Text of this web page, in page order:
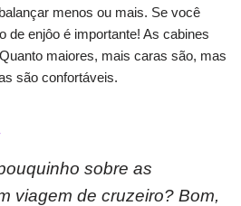
menos ou mais. Se você
de enjôo é importante! As cabines
maiores, mais caras são, mas
são confortáveis.
sobre as
viagem de cruzeiro? Bom,